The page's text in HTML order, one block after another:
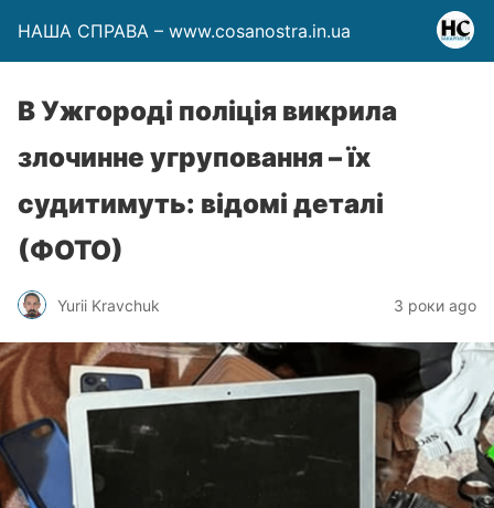
НАША СПРАВА – www.cosanostra.in.ua
В Ужгороді поліція викрила
злочинне угруповання – їх
судитимуть: відомі деталі
(ФОТО)
Yurii Kravchuk 3 роки ago